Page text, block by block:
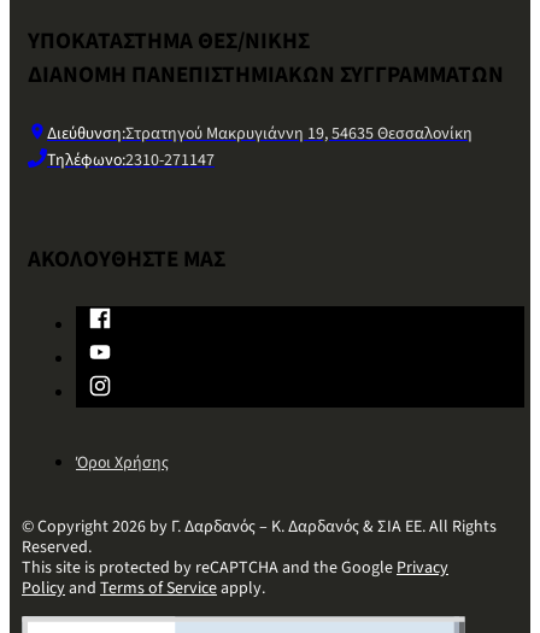
ΥΠΟΚΑΤΑΣΤΗΜΑ ΘΕΣ/ΝΙΚΗΣ
ΔΙΑΝΟΜΗ ΠΑΝΕΠΙΣΤΗΜΙΑΚΩΝ ΣΥΓΓΡΑΜΜΑΤΩΝ
Διεύθυνση:Στρατηγού Μακρυγιάννη 19, 54635 Θεσσαλονίκη
Τηλέφωνο:2310-271147
ΑΚΟΛΟΥΘΗΣΤΕ ΜΑΣ
Όροι Χρήσης
© Copyright 2026 by Γ. Δαρδανός – Κ. Δαρδανός & ΣΙΑ ΕΕ. All Rights
Reserved.
This site is protected by reCAPTCHA and the GooglePrivacy
Policyand Terms of Serviceapply.